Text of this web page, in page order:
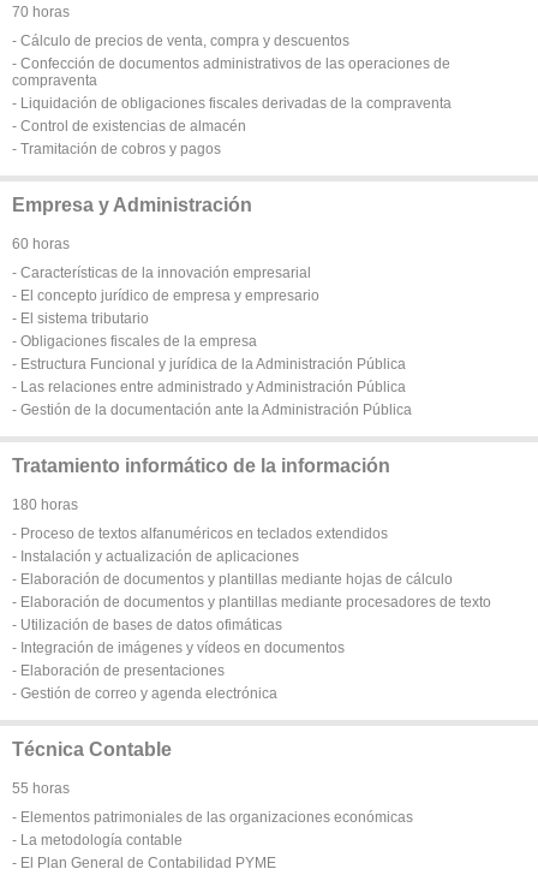
70 horas
- Cálculo de precios de venta, compra y descuentos
- Confección de documentos administrativos de las operaciones de
compraventa
- Liquidación de obligaciones fiscales derivadas de la compraventa
- Control de existencias de almacén
- Tramitación de cobros y pagos
Empresa y Administración
60 horas
- Características de la innovación empresarial
- El concepto jurídico de empresa y empresario
- El sistema tributario
- Obligaciones fiscales de la empresa
- Estructura Funcional y jurídica de la Administración Pública
- Las relaciones entre administrado y Administración Pública
- Gestión de la documentación ante la Administración Pública
Tratamiento informático de la información
180 horas
- Proceso de textos alfanuméricos en teclados extendidos
- Instalación y actualización de aplicaciones
- Elaboración de documentos y plantillas mediante hojas de cálculo
- Elaboración de documentos y plantillas mediante procesadores de texto
- Utilización de bases de datos ofimáticas
- Integración de imágenes y vídeos en documentos
- Elaboración de presentaciones
- Gestión de correo y agenda electrónica
Técnica Contable
55 horas
- Elementos patrimoniales de las organizaciones económicas
- La metodología contable
- El Plan General de Contabilidad PYME